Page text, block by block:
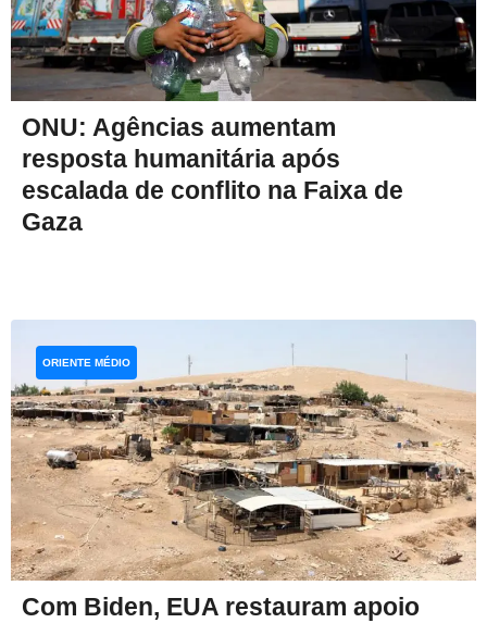
ONU: Agências aumentam
resposta humanitária após
escalada de conflito na Faixa de
Gaza
Com Biden, EUA restauram apoio
ORIENTE MÉDIO